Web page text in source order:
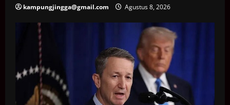
kampungjingga@gmail.com Agustus 8, 2026